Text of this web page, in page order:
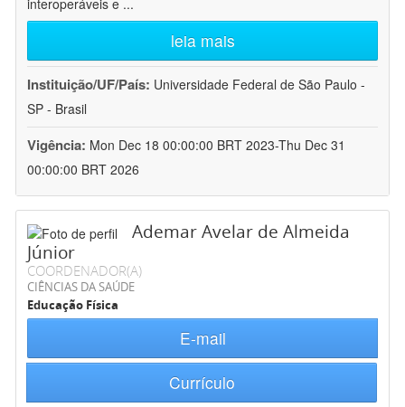
interoperáveis e ...
leia mais
Instituição/UF/País: Universidade Federal de São Paulo -
SP - Brasil
Vigência: Mon Dec 18 00:00:00 BRT 2023-Thu Dec 31
00:00:00 BRT 2026
Ademar Avelar de Almeida
Júnior
COORDENADOR(A)
CIÊNCIAS DA SAÚDE
Educação Física
E-mail
Currículo